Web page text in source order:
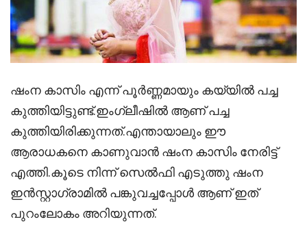
ഷംന കാസിം എന്ന് പൂർണ്ണമായും കയ്യിൽ പച്ച
കുത്തിയിട്ടുണ്ട്.ഇംഗ്ലീഷിൽ ആണ് പച്ച
കുത്തിയിരിക്കുന്നത്.എന്തായാലും ഈ
ആരാധകനെ കാണുവാൻ ഷംന കാസിം നേരിട്ട്
എത്തി.കൂടെ നിന്ന് സെൽഫി എടുത്തു ഷംന
ഇൻസ്റ്റാഗ്രാമിൽ പങ്കുവച്ചപ്പോൾ ആണ് ഇത്
പുറംലോകം അറിയുന്നത്.